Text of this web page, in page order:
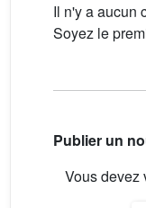
Il n'y a aucun
Soyez le
Publier un
Vous devez